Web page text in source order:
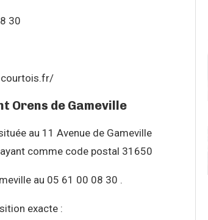
30
courtois.fr/
Orens de Gameville
au 11 Avenue de Gameville
comme code postal 31650
au 05 61 00 08 30 .
exacte :